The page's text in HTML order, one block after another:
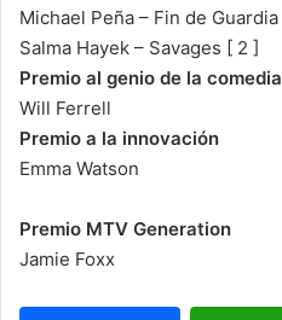
Michael Peña – Fin de Guardia
Salma Hayek – Savages [ 2 ]
Premio al genio de la comedia
Will Ferrell
Premio a la innovación
Emma Watson
Premio MTV Generation
Jamie Foxx